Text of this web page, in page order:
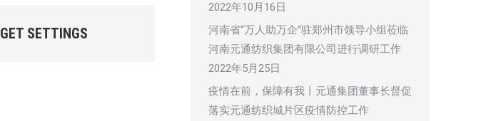
GET SETTINGS
2022年10月16日
河南省“万人助万企”驻郑州市领导小组莅临
河南元通纺织集团有限公司进行调研工作
2022年5月25日
疫情在前，保障有我丨元通集团董事长督促
落实元通纺织城片区疫情防控工作